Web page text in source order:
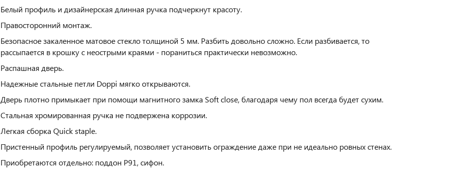
Белый профиль и дизайнерская длинная ручка подчеркнут красоту.
Правосторонний монтаж.
Безопасное закаленное матовое стекло толщиной 5 мм. Разбить довольно сложно. Если разбивается, то
рассыпается в крошку с неострыми краями - пораниться практически невозможно.
Распашная дверь.
Надежные стальные петли Doppi мягко открываются.
Дверь плотно примыкает при помощи магнитного замка Soft close, благодаря чему пол всегда будет сухим.
Стальная хромированная ручка не подвержена коррозии.
Легкая сборка Quick staple.
Пристенный профиль регулируемый, позволяет установить ограждение даже при не идеально ровных стенах.
Приобретаются отдельно: поддон P91, сифон.